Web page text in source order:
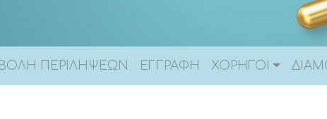
ΠΕΡΙΛΗΨΕΩΝ ΕΓΓΡΑΦΗ ΧΟΡΗΓΟΙ